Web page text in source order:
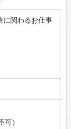
す。
大切にし、健
、社員が安心
行っています◎
やりがい（サ
直した後に
は嬉しいで
に関わるお仕事
のこの形成をそ
：長野、中
造梱包作業
）